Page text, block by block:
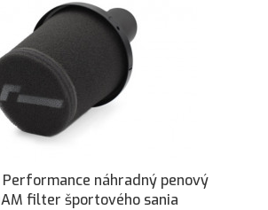
Performance náhradný penový
filter športového sania